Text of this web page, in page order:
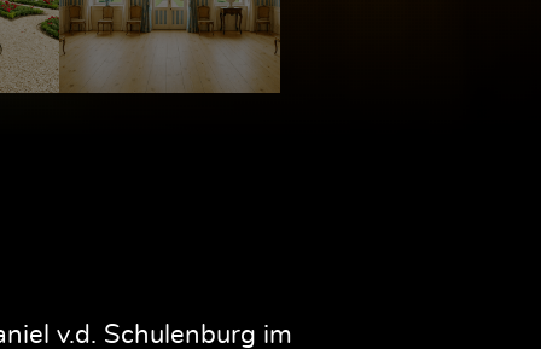
v.d. Schulenburg im